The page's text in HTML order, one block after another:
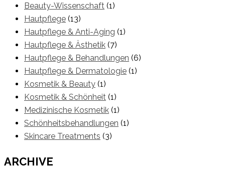
Beauty-Wissenschaft (1)
Hautpflege (13)
Hautpflege & Anti-Aging (1)
Hautpflege & Ästhetik (7)
Hautpflege & Behandlungen (6)
Hautpflege & Dermatologie (1)
Kosmetik & Beauty (1)
Kosmetik & Schönheit (1)
Medizinische Kosmetik (1)
Schönheitsbehandlungen (1)
Skincare Treatments (3)
ARCHIVE